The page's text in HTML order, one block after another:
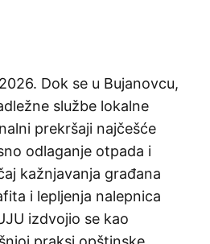
Dok se u Bujanovcu,
službe lokalne
prekršaji najčešće
odlaganje otpada i
kažnjavanja građana
i lepljenja nalepnica
izdvojio se kao